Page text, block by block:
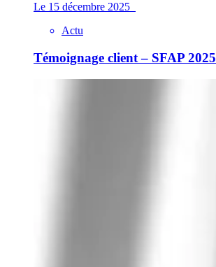
Le 15 décembre 2025
Actu
Témoignage client – SFAP 2025